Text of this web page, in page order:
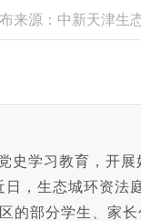
来源：中新天津生
史学习教育，开展
日，生态城环资法
的部分学生、家长